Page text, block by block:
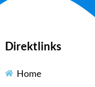
Direktlinks
Home